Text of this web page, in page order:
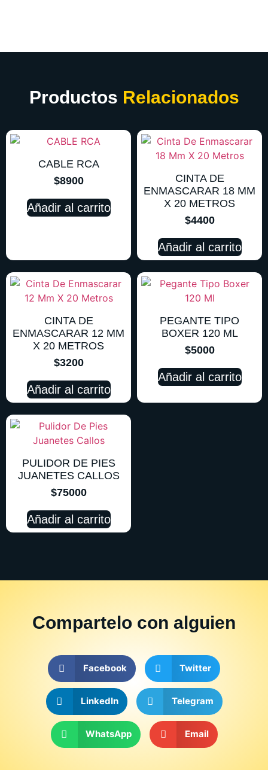
Productos Relacionados
CABLE RCA
$8900
Añadir al carrito
CINTA DE
ENMASCARAR 18 MM
X 20 METROS
$4400
Añadir al carrito
CINTA DE
ENMASCARAR 12 MM
X 20 METROS
$3200
Añadir al carrito
PEGANTE TIPO
BOXER 120 ML
$5000
Añadir al carrito
PULIDOR DE PIES
JUANETES CALLOS
$75000
Añadir al carrito
Compartelo con alguien
Facebook Twitter
LinkedIn Telegram
WhatsApp Email